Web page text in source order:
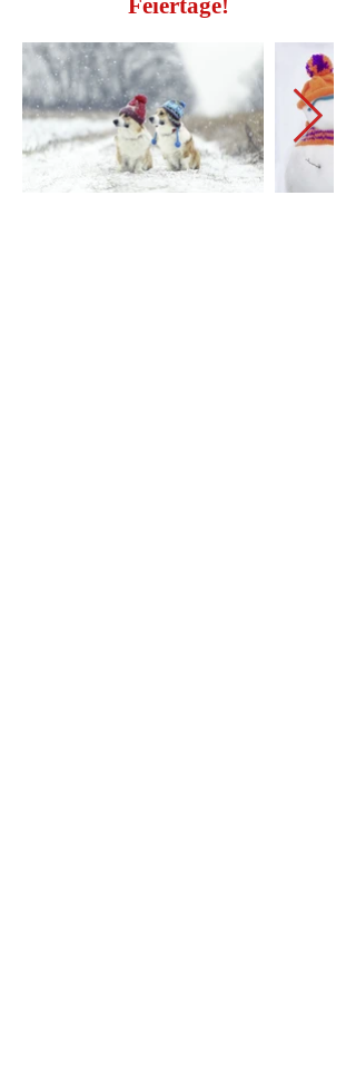
Feiertage!